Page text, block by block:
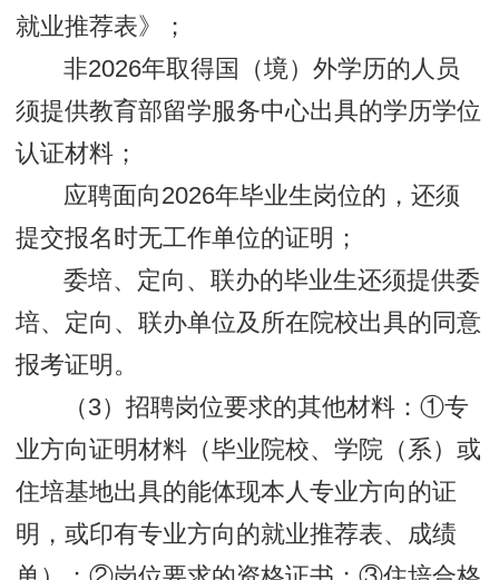
就业推荐表》；
非2026年取得国（境）外学历的人员
须提供教育部留学服务中心出具的学历学位
认证材料；
应聘面向2026年毕业生岗位的，还须
提交报名时无工作单位的证明；
委培、定向、联办的毕业生还须提供委
培、定向、联办单位及所在院校出具的同意
报考证明。
（3）招聘岗位要求的其他材料：①专
业方向证明材料（毕业院校、学院（系）或
住培基地出具的能体现本人专业方向的证
明，或印有专业方向的就业推荐表、成绩